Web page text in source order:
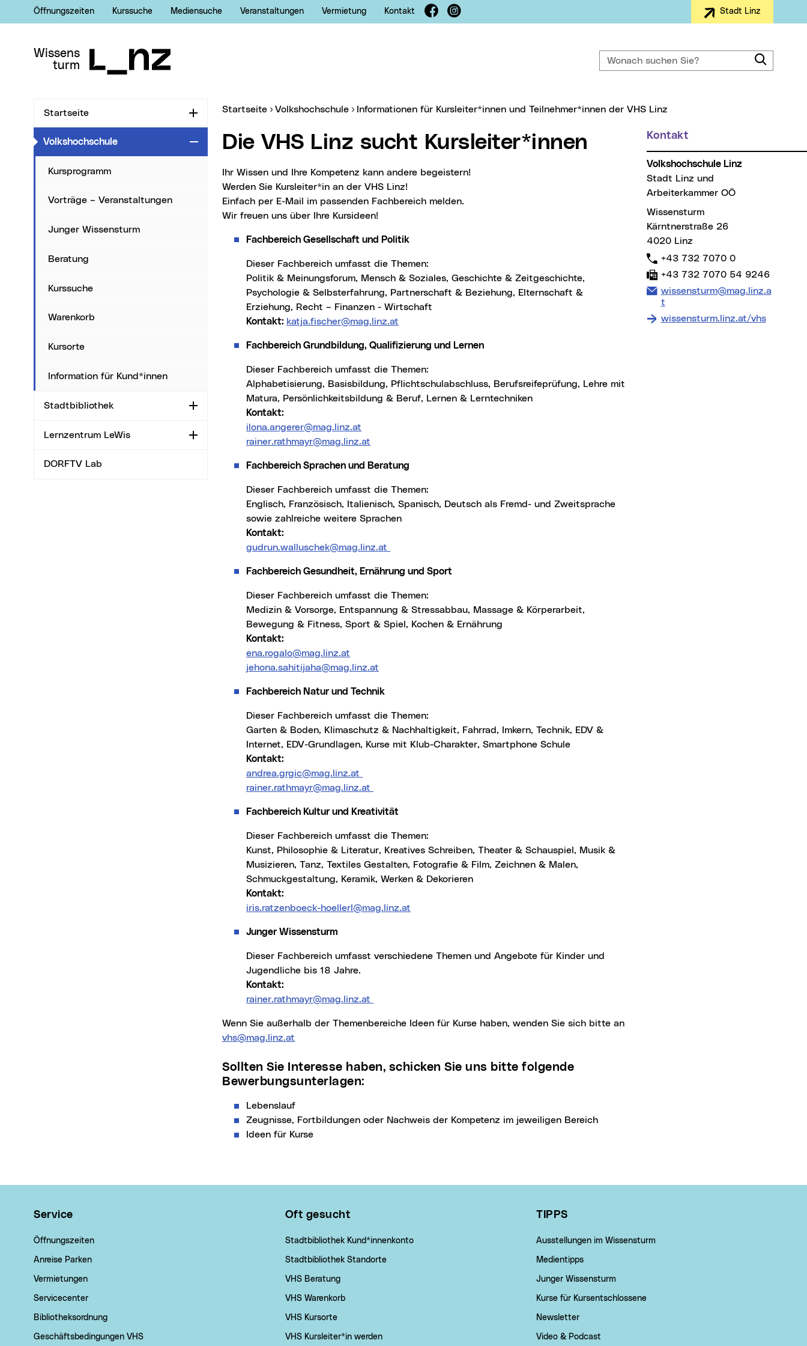
Zur Navigation
Zum Inhalt
Zur Suche
Öffnungszeiten Kurssuche Mediensuche Veranstaltungen Vermietung Kontakt Facebook
Instagram Stadt Linz
Wissens
turm
Wonach suchen Sie?
Startseite Aufklappen
Volkshochschule(aktueller Menüpunkt)Zuklappen
Kursprogramm
Vorträge – Veranstaltungen
Junger Wissensturm
Beratung
Kurssuche
Warenkorb
Kursorte
Information für Kund*innen
Stadtbibliothek Aufklappen
Lernzentrum LeWis Aufklappen
DORFTV Lab
Sie sind hier:
Startseite Volkshochschule Informationen für Kursleiter*innen und Teilnehmer*innen der VHS Linz
Die VHS Linz sucht Kursleiter*innen
Ihr Wissen und Ihre Kompetenz kann andere begeistern!
Werden Sie Kursleiter*in an der VHS Linz!
Einfach per E-Mail im passenden Fachbereich melden.
Wir freuen uns über Ihre Kursideen!
Fachbereich Gesellschaft und Politik
Dieser Fachbereich umfasst die Themen:
Politik & Meinungsforum, Mensch & Soziales, Geschichte & Zeitgeschichte,
Psychologie & Selbsterfahrung, Partnerschaft & Beziehung, Elternschaft &
Erziehung, Recht – Finanzen - Wirtschaft
Kontakt: katja.fischer@mag.linz.at
Fachbereich Grundbildung, Qualifizierung und Lernen
Dieser Fachbereich umfasst die Themen:
Alphabetisierung, Basisbildung, Pflichtschulabschluss, Berufsreifeprüfung, Lehre mit
Matura, Persönlichkeitsbildung & Beruf, Lernen & Lerntechniken
Kontakt:
ilona.angerer@mag.linz.at
rainer.rathmayr@mag.linz.at
Fachbereich Sprachen und Beratung
Dieser Fachbereich umfasst die Themen:
Englisch, Französisch, Italienisch, Spanisch, Deutsch als Fremd- und Zweitsprache
sowie zahlreiche weitere Sprachen
Kontakt:
gudrun.walluschek@mag.linz.at
Fachbereich Gesundheit, Ernährung und Sport
Dieser Fachbereich umfasst die Themen:
Medizin & Vorsorge, Entspannung & Stressabbau, Massage & Körperarbeit,
Bewegung & Fitness, Sport & Spiel, Kochen & Ernährung
Kontakt:
ena.rogalo@mag.linz.at
jehona.sahitijaha@mag.linz.at
Fachbereich Natur und Technik
Dieser Fachbereich umfasst die Themen:
Garten & Boden, Klimaschutz & Nachhaltigkeit, Fahrrad, Imkern, Technik, EDV &
Internet, EDV-Grundlagen, Kurse mit Klub-Charakter, Smartphone Schule
Kontakt:
andrea.grgic@mag.linz.at
rainer.rathmayr@mag.linz.at
Fachbereich Kultur und Kreativität
Dieser Fachbereich umfasst die Themen:
Kunst, Philosophie & Literatur, Kreatives Schreiben, Theater & Schauspiel, Musik &
Musizieren, Tanz, Textiles Gestalten, Fotografie & Film, Zeichnen & Malen,
Schmuckgestaltung, Keramik, Werken & Dekorieren
Kontakt:
iris.ratzenboeck-hoellerl@mag.linz.at
Junger Wissensturm
Dieser Fachbereich umfasst verschiedene Themen und Angebote für Kinder und
Jugendliche bis 18 Jahre.
Kontakt:
rainer.rathmayr@mag.linz.at
Wenn Sie außerhalb der Themenbereiche Ideen für Kurse haben, wenden Sie sich bitte an
vhs@mag.linz.at
Sollten Sie Interesse haben, schicken Sie uns bitte folgende
Bewerbungsunterlagen:
Lebenslauf
Zeugnisse, Fortbildungen oder Nachweis der Kompetenz im jeweiligen Bereich
Ideen für Kurse
Kontakt
Volkshochschule Linz
Stadt Linz und
Arbeiterkammer OÖ
Wissensturm
Kärntnerstraße 26
4020 Linz
Telefon:
+43 732 7070 0
Fax:
+43 732 7070 54 9246
E-Mail Adresse:
wissensturm@mag.linz.a
t
wissensturm.linz.at/vhs
Service
Öffnungszeiten
Anreise Parken
Vermietungen
Servicecenter
Bibliotheksordnung
Geschäftsbedingungen VHS
Oft gesucht
Stadtbibliothek Kund*innenkonto
Stadtbibliothek Standorte
VHS Beratung
VHS Warenkorb
VHS Kursorte
VHS Kursleiter*in werden
TIPPS
Ausstellungen im Wissensturm
Medientipps
Junger Wissensturm
Kurse für Kursentschlossene
Newsletter
Video & Podcast